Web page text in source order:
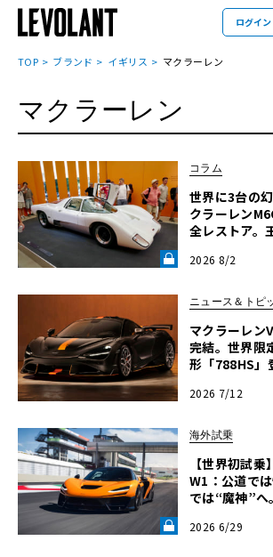
ログイン
TOP ブランド イギリス マクラーレン
マクラーレン
コラム
世界に3台の
クラーレン
全レストア。
【グッドウッ
2026 8/2
ニュース＆トピ
マクラーレン
完結。世界限
形「788HS」
2026 7/12
海外試乗
【世界初試
W1：公道で
では“魔神”
VOLANT LAB》
2026 6/29